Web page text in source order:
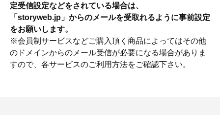
定受信設定などをされている場合は、
「storyweb.jp」からのメールを受取れるように事前設定
をお願いします。
※会員制サービスなどご購入頂く商品によってはその他
のドメインからのメール受信が必要になる場合がありま
すので、各サービスのご利用方法をご確認下さい。